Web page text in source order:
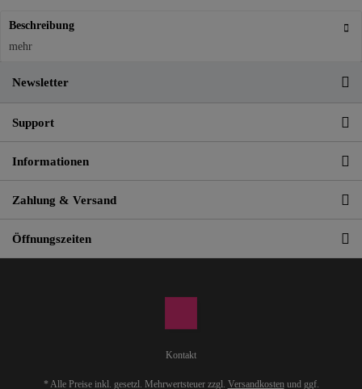
Beschreibung
mehr
Newsletter
Support
Informationen
Zahlung & Versand
Öffnungszeiten
Kontakt
* Alle Preise inkl. gesetzl. Mehrwertsteuer zzgl. Versandkostenund ggf.